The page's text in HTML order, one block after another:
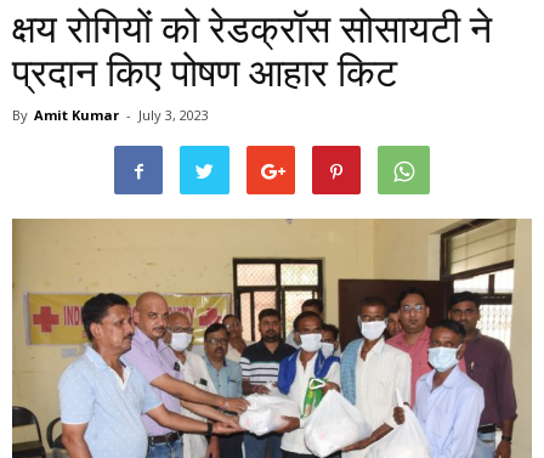
क्षय रोगियों को रेडक्रॉस सोसायटी ने
प्रदान किए पोषण आहार किट
By Amit Kumar - July 3, 2023